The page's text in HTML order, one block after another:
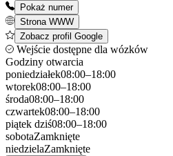
Pokaż numer
Strona WWW
Zobacz profil Google
Wejście dostępne dla wózków
Godziny otwarcia
poniedziałek08:00–18:00
wtorek08:00–18:00
środa08:00–18:00
czwartek08:00–18:00
piątek dziś08:00–18:00
sobotaZamknięte
niedzielaZamknięte